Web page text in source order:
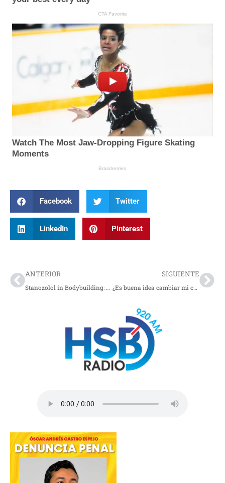
Facebook Twitter
LinkedIn Pinterest
ANTERIOR
Stanozolol in Bodybuilding: Voor- en Nadelen
SIGUIENTE
¿Es buena idea cambiar mi celular por uno con 5G?